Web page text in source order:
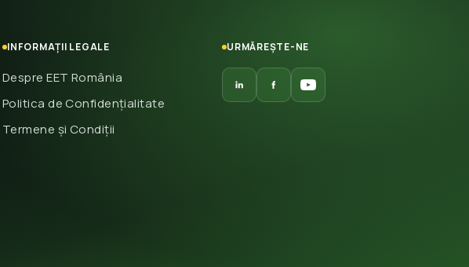
INFORMAȚII LEGALE
Despre EET România
Politica de Confidențialitate
Termene și Condiții
URMĂREȘTE-NE